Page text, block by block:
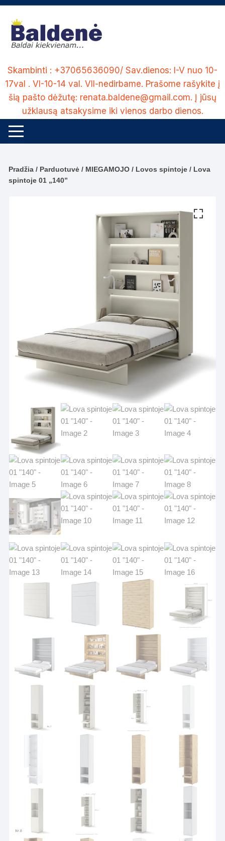
Skip
content
Skambinti : +37065636090/ Sav.dienos: I-V nuo 10-
17val . VI-10-14 val. VII-nedirbame. Prašome rašykite į
šią pašto dėžutę: renata.baldene@gmail.com. Į jūsų
užklausą atsakysime iki vienos darbo dienos.
Pradžia / Parduotuvė / MIEGAMOJO / Lovos spintoje / Lova
spintoje 01 „140”